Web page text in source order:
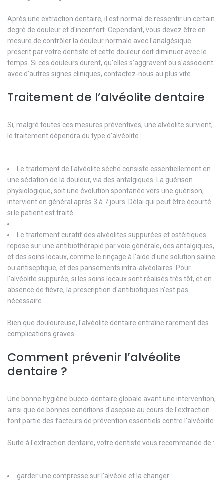
Après une extraction dentaire, il est normal de ressentir un certain
degré de douleur et d'inconfort. Cependant, vous devez être en
mesure de contrôler la douleur normale avec l'analgésique
prescrit par votre dentiste et cette douleur doit diminuer avec le
temps. Si ces douleurs durent, qu'elles s'aggravent ou s'associent
avec d'autres signes cliniques, contactez-nous au plus vite.
Traitement de l’alvéolite dentaire
Si, malgré toutes ces mesures préventives, une alvéolite survient,
le traitement dépendra du type d'alvéolite :
Le traitement de l'alvéolite sèche consiste essentiellement en
une sédation de la douleur, via des antalgiques. La guérison
physiologique, soit une évolution spontanée vers une guérison,
intervient en général après 3 à 7 jours. Délai qui peut être écourté
si le patient est traité.
Le traitement curatif des alvéolites suppurées et ostéitiques
repose sur une antibiothérapie par voie générale, des antalgiques,
et des soins locaux, comme le rinçage à l'aide d'une solution saline
ou antiseptique, et des pansements intra-alvéolaires. Pour
l'alvéolite suppurée, si les soins locaux sont réalisés très tôt, et en
absence de fièvre, la prescription d'antibiotiques n'est pas
nécessaire.
Bien que douloureuse, l'alvéolite dentaire entraîne rarement des
complications graves.
Comment prévenir l’alvéolite
dentaire ?
Une bonne hygiène bucco-dentaire globale avant une intervention,
ainsi que de bonnes conditions d'asepsie au cours de l'extraction
font partie des facteurs de prévention essentiels contre l'alvéolite.
Suite à l'extraction dentaire, votre dentiste vous recommande de :
garder une compresse sur l'alvéole et la changer